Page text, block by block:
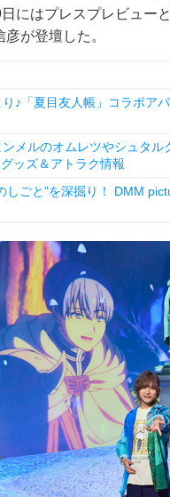
にはプレスプレビュー
が登壇した。
♪「夏目友人帳」コラボア
ンメルのオムレツやシュタ
ッズ＆アトラク情報
しごと”を深掘り！ DMM